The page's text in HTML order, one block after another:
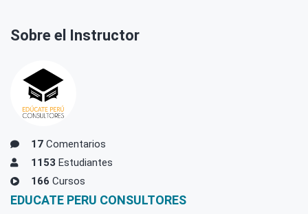
Sobre el Instructor
17 Comentarios
1153 Estudiantes
166 Cursos
EDUCATE PERU CONSULTORES